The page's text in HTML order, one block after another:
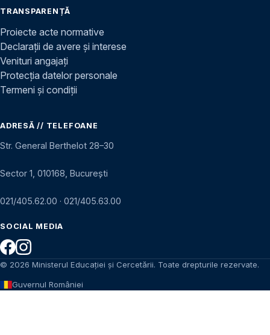
TRANSPARENȚĂ
Proiecte acte normative
Declarații de avere și interese
Venituri angajați
Protecția datelor personale
Termeni și condiții
ADRESĂ // TELEFOANE
Str. General Berthelot 28–30
Sector 1, 010168, București
021/405.62.00 · 021/405.63.00
SOCIAL MEDIA
© 2026 Ministerul Educației și Cercetării. Toate drepturile rezervate.
Guvernul României